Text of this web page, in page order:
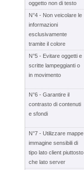
oggetto non di testo
N°4 - Non veicolare le
informazioni
esclusivamente
tramite il colore
N°5 - Evitare oggetti e
scritte lampeggianti o
in movimento
N°6 - Garantire il
contrasto di contenuti
e sfondi
N°7 - Utilizzare mappe
immagine sensibili di
tipo lato client piuttosto
che lato server